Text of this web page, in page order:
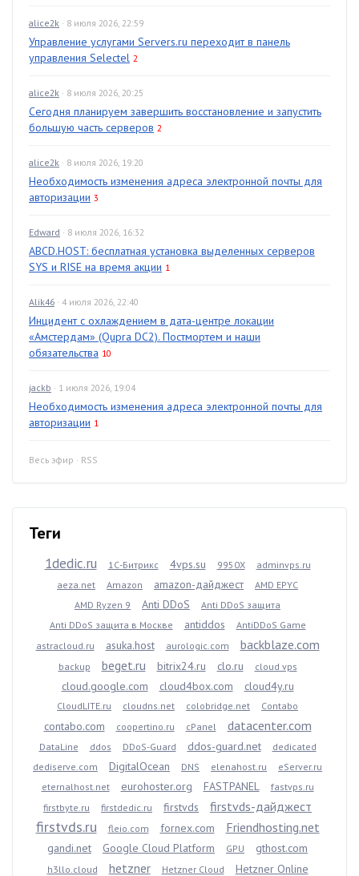
alice2k · 8 июля 2026, 22:59
Управление услугами Servers.ru переходит в панель
управления Selectel 2
alice2k · 8 июля 2026, 20:25
Сегодня планируем завершить восстановление и запустить
большую часть серверов 2
alice2k · 8 июля 2026, 19:20
Необходимость изменения адреса электронной почты для
авторизации 3
Edward · 8 июля 2026, 16:32
ABCD.HOST: бесплатная установка выделенных серверов
SYS и RISE на время акции 1
Alik46 · 4 июля 2026, 22:40
Инцидент с охлаждением в дата-центре локации
«Амстердам» (Qupra DC2). Постмортем и наши
обязательства 10
jackb · 1 июля 2026, 19:04
Необходимость изменения адреса электронной почты для
авторизации 1
Весь эфир · RSS
Теги
1dedic.ru 1С-Битрикс 4vps.su 9950X
adminvps.ru
aeza.net
Amazon amazon-дайджест
AMD EPYC
AMD Ryzen 9
Anti DDoS
Anti DDoS защита
Anti DDoS защита в Москве
antiddos
AntiDDoS Game
astracloud.ru
asuka.host aurologic.com backblaze.com
backup beget.ru bitrix24.ru clo.ru cloud vps
cloud.google.com cloud4box.com cloud4y.ru
CloudLITE.ru cloudns.net colobridge.net Contabo
contabo.com coopertino.ru cPanel datacenter.com
DataLine ddos DDoS-Guard ddos-guard.net
dedicated
dediserve.com
DigitalOcean DNS elenahost.ru
eServer.ru
eternalhost.net
eurohoster.org FASTPANEL
fastvps.ru
firstbyte.ru
firstdedic.ru firstvds firstvds-дайджест
firstvds.ru fleio.com fornex.com Friendhosting.net
gandi.net Google Cloud Platform GPU gthost.com
h3llo.cloud hetzner Hetzner Cloud Hetzner Online